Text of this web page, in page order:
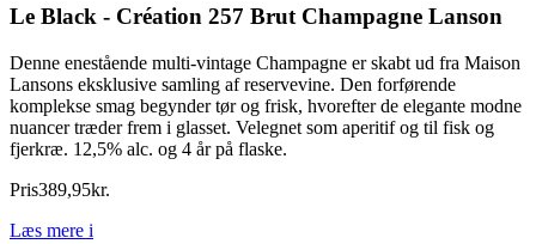
Le Black - Création 257 Brut Champagne Lanson
Denne enestående multi-vintage Champagne er skabt ud fra Maison
Lansons eksklusive samling af reservevine. Den forførende
komplekse smag begynder tør og frisk, hvorefter de elegante modne
nuancer træder frem i glasset. Velegnet som aperitif og til fisk og
fjerkræ. 12,5% alc. og 4 år på flaske.
Pris389,95kr.
Læs mere i